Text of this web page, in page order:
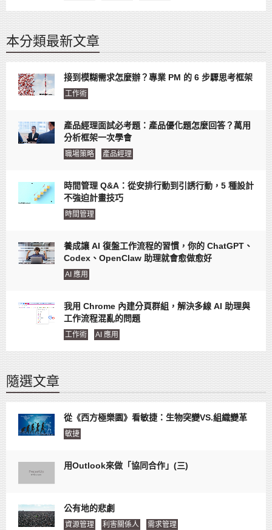
本分類最新文章
接到模糊需求怎麼辦？專業 PM 的 6 步驟思考框架
工作術
產品經理面試必考題：產品優化題怎麼回答？萬用
分析框架一次學會
職場策略 產品經理
時間管理 Q&A：從安排行動到引誘行動，5 種設計
不強迫計畫技巧
時間管理
養成讓 AI 復盤工作流程的習慣，你的 ChatGPT、
Codex、OpenClaw 助理就會愈做愈好
AI 應用
我用 Chrome 內建分頁群組，解決多線 AI 助理與
工作流程混亂的問題
工作術 AI 應用
隨選文章
從《西方極樂園》看敏捷：生物突變VS.組織變革
敏捷
用Outlook來做「協同合作」(三)
公有地的悲劇
資源管理 利害關係人 需求管理